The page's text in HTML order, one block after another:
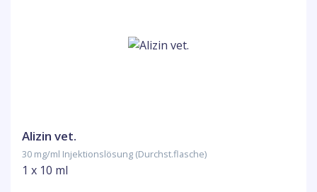
Alizin vet.
30 mg/ml Injektionslösung (Durchst.flasche)
1 x 10 ml